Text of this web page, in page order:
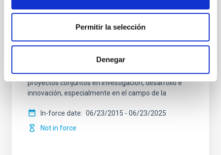
Permitir la selección
Denegar
el sector de spectroscopía de Rayos
Gamma y sus aplicaciones
Establecer un marco de cooperación para la firma de
convenios específicos que faciliten la realización de
proyectos conjuntos en investigación, desarrollo e
innovación, especialmente en el campo de la
In-force date 06/23/2015 - 06/23/2025
Not in force